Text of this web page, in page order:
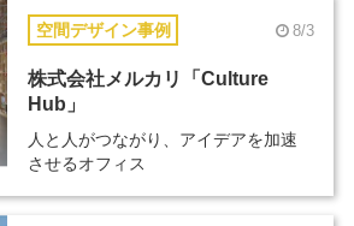
空間デザイン事例 8/3
株式会社メルカリ「Culture
Hub」
人と人がつながり、アイデアを加速
させるオフィス